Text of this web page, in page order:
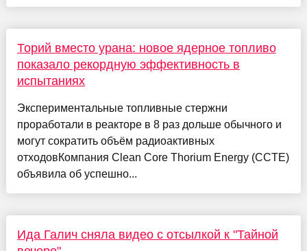
Торий вместо урана: новое ядерное топливо
показало рекордную эффективность в
испытаниях
Экспериментальные топливные стержни
проработали в реакторе в 8 раз дольше обычного и
могут сократить объём радиоактивных
отходовКомпания Clean Core Thorium Energy (CCTE)
объявила об успешно...
Ида Галич сняла видео с отсылкой к "Тайной